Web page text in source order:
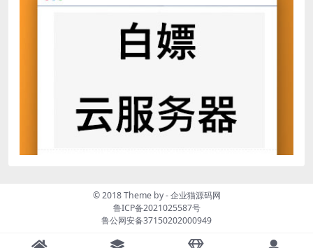
© 2018 Theme by -企业猫源码网
鲁ICP备2021025587号
鲁公网安备37150202000949